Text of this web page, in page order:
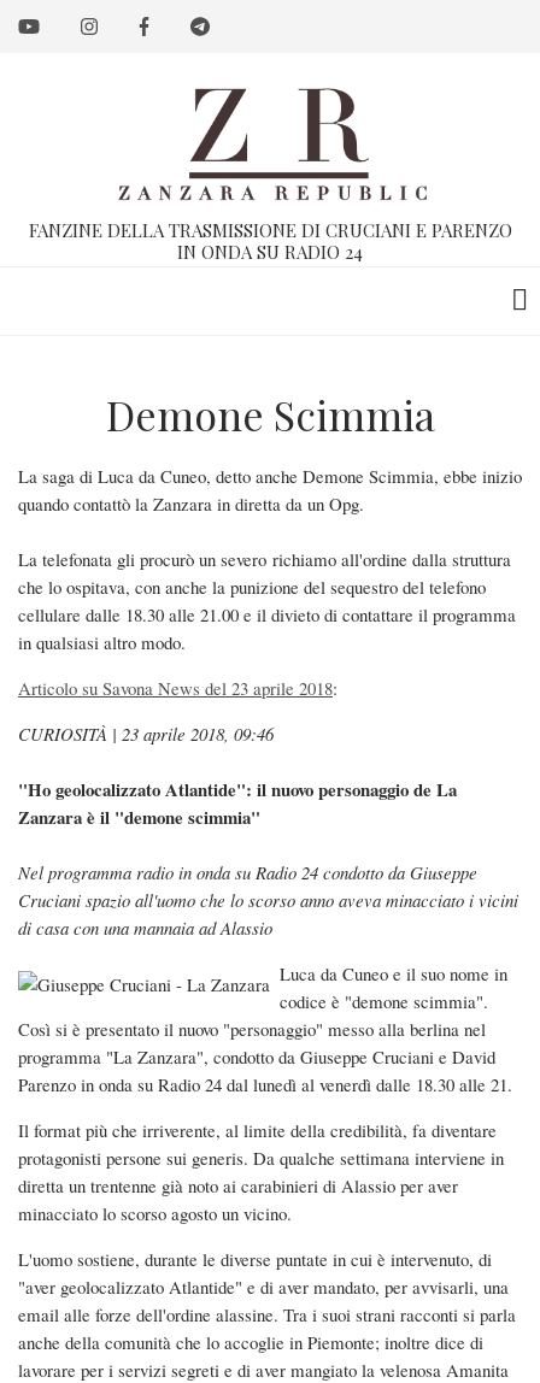
Salta
FANZINE DELLA TRASMISSIONE DI CRUCIANI E PARENZO
IN ONDA SU RADIO 24
Demone Scimmia
La saga di Luca da Cuneo, detto anche Demone Scimmia, ebbe inizio
quando contattò la Zanzara in diretta da un Opg.
La telefonata gli procurò un severo richiamo all'ordine dalla struttura
che lo ospitava, con anche la punizione del sequestro del telefono
cellulare dalle 18.30 alle 21.00 e il divieto di contattare il programma
in qualsiasi altro modo.
Articolo su Savona News del 23 aprile 2018:
CURIOSITÀ | 23 aprile 2018, 09:46
"Ho geolocalizzato Atlantide": il nuovo personaggio de La
Zanzara è il "demone scimmia"
Nel programma radio in onda su Radio 24 condotto da Giuseppe
Cruciani spazio all'uomo che lo scorso anno aveva minacciato i vicini
di casa con una mannaia ad Alassio
Luca da Cuneo e il suo nome in
codice è "demone scimmia".
Così si è presentato il nuovo "personaggio" messo alla berlina nel
programma "La Zanzara", condotto da Giuseppe Cruciani e David
Parenzo in onda su Radio 24 dal lunedì al venerdì dalle 18.30 alle 21.
Il format più che irriverente, al limite della credibilità, fa diventare
protagonisti persone sui generis. Da qualche settimana interviene in
diretta un trentenne già noto ai carabinieri di Alassio per aver
minacciato lo scorso agosto un vicino.
L'uomo sostiene, durante le diverse puntate in cui è intervenuto, di
"aver geolocalizzato Atlantide" e di aver mandato, per avvisarli, una
email alle forze dell'ordine alassine. Tra i suoi strani racconti si parla
anche della comunità che lo accoglie in Piemonte; inoltre dice di
lavorare per i servizi segreti e di aver mangiato la velenosa Amanita